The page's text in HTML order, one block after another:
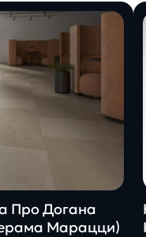
Про Догана
Марацци)